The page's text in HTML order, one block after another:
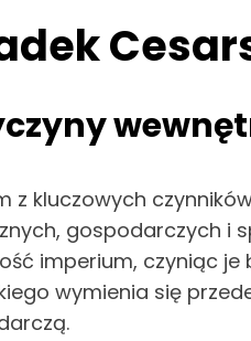
z kluczowych
gospodarczych i
imperium, czyniąc je
wymienia się